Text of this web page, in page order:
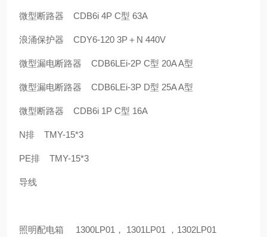
微型断路器 CDB6i 4P C型 63A
浪涌保护器 CDY6-120 3P＋N 440V
微型漏电断路器 CDB6LEi-2P C型 20A A型
微型漏电断路器 CDB6LEi-3P D型 25A A型
微型断路器 CDB6i 1P C型 16A
N排 TMY-15*3
PE排 TMY-15*3
导线
照明配电箱 1300LP01， 1301LP01 ，1302LP01